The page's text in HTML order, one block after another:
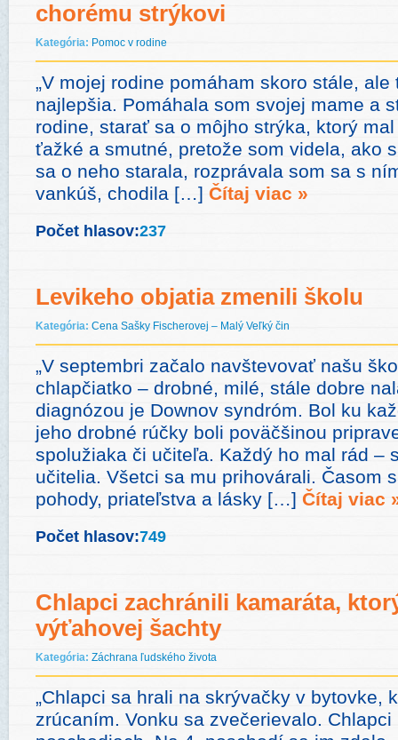
chorému strýkovi
Kategória: Pomoc v rodine
„V mojej rodine pomáham skoro stále,
najlepšia. Pomáhala som svojej mame a
rodine, starať sa o môjho strýka, ktorý
ťažké a smutné, pretože som videla, ako
sa o neho starala, rozprávala som sa s
vankúš, chodila […] Čítaj viac »
Počet hlasov:237
Levikeho objatia zmenili školu
Kategória: Cena Sašky Fischerovej – Malý Veľký čin
„V septembri začalo navštevovať našu
chlapčiatko – drobné, milé, stále dobre
diagnózou je Downov syndróm. Bol ku
jeho drobné rúčky boli poväčšinou
spolužiaka či učiteľa. Každý ho mal rád –
učitelia. Všetci sa mu prihovárali. Časom
pohody, priateľstva a lásky […] Čítaj viac
Počet hlasov:749
Chlapci zachránili kamaráta,
výťahovej šachty
Kategória: Záchrana ľudského života
„Chlapci sa hrali na skrývačky v bytovke,
zrúcaním. Vonku sa zvečerievalo.